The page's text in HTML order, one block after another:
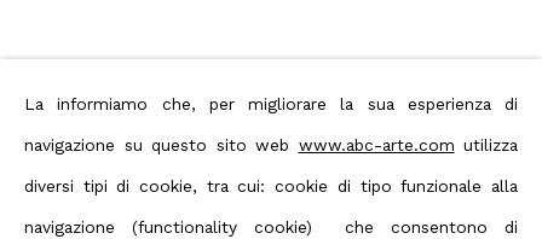
La informiamo che, per migliorare la sua esperienza di
navigazione su questo sito web www.abc-arte.com utilizza
diversi tipi di cookie, tra cui: cookie di tipo funzionale alla
navigazione (functionality cookie) che consentono di